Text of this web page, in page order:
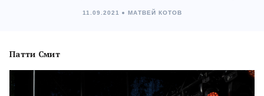
11.09.2021 МАТВЕЙ КОТОВ
Патти Смит